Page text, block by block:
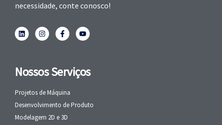
necessidade, conte conosco!
Nossos Serviços
Projetos de Máquina
Desenvolvimento de Produto
Modelagem 2D e 3D